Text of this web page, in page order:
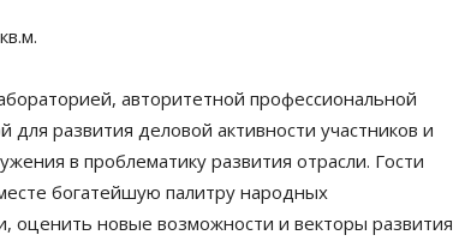
авторитетной профессиональной
развития деловой активности участников и
в проблематику развития отрасли. Гости
богатейшую палитру народных
оценить новые возможности и векторы развития